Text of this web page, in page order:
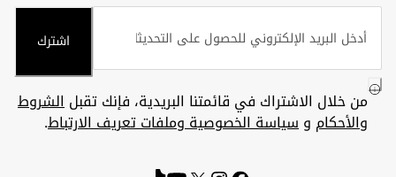
اشترك
من خلال الاشتراك في قائمتنا البريدية، فإنك تقبلالشروط
والأحكام وسياسة الخصوصية وملفات تعريف الارتباط.